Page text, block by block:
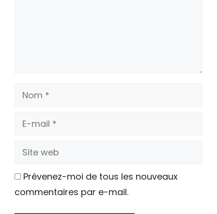
Nom
E-
Site
Prévenez-moi de tous les nouveaux
commentaires par e-mail.